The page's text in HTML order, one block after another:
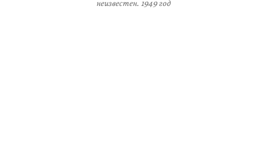
неизвестен. 1949 год